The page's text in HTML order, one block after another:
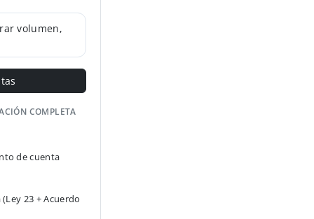
volumen,
COMPLETA
de cuenta
23 + Acuerdo